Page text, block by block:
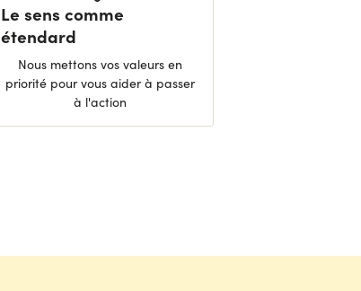
Le sens comme
étendard
Nous mettons vos valeurs en
priorité pour vous aider à passer
à l'action